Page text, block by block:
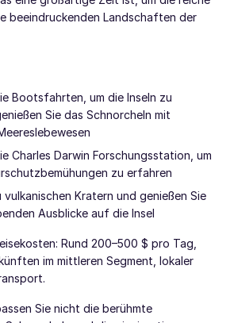
beeindruckenden Landschaften der
Bootsfahrten, um die Inseln zu
Sie das Schnorcheln mit
Charles Darwin Forschungsstation, um
zu erfahren
vulkanischen Kratern und genießen Sie
Ausblicke auf die Insel
Rund 200–500 $ pro Tag,
im mittleren Segment, lokaler
Sie nicht die berühmte